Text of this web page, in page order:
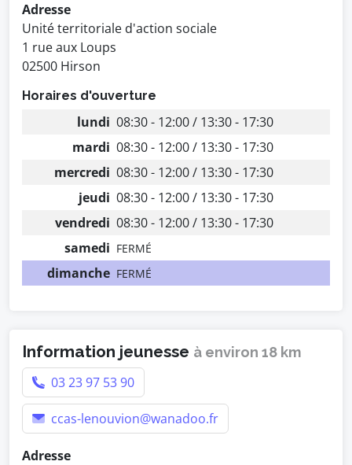
Adresse
Unité territoriale d'action sociale
1 rue aux Loups
02500 Hirson
Horaires d'ouverture
lundi 08:30 - 12:00 / 13:30 - 17:30
mardi 08:30 - 12:00 / 13:30 - 17:30
mercredi 08:30 - 12:00 / 13:30 - 17:30
jeudi 08:30 - 12:00 / 13:30 - 17:30
vendredi 08:30 - 12:00 / 13:30 - 17:30
samedi FERMÉ
dimanche FERMÉ
Information jeunesse à environ 18 km
03 23 97 53 90
ccas-lenouvion@wanadoo.fr
Adresse